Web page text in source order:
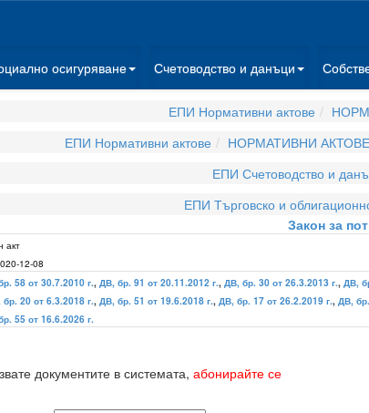
осигуряване Счетоводство и данъци
ЕПИ Нормативни актове
ЕПИ Нормативни актове
НОРМАТИВНИ
ЕПИ Счетоводство и
ЕПИ Търговско и
Закон за
акт
12-08
58 от 30.7.2010 г., ДВ, бр. 91 от 20.11.2012 г., ДВ, бр. 30 от 26.3.2013 г., ДВ,
20 от 6.3.2018 г., ДВ, бр. 51 от 19.6.2018 г., ДВ, бр. 17 от 26.2.2019 г., ДВ,
55 от 16.6.2026 г.
документите в системата, абонирайте се